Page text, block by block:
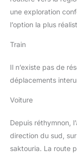
une exploration
l’option la plus
Train
Il n’existe pas de
déplacements
Voiture
Depuis réthymnon,
direction du sud,
saktouria. La route